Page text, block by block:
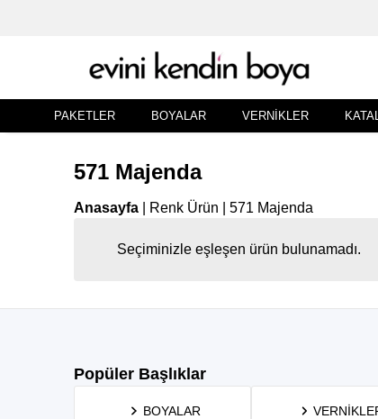
PAKETLER BOYALAR VERNIKLER
571 Majenda
Anasayfa Renk Ürün 571 Majenda
Seçiminizle eşleşen ürün bulunamadı.
Popüler Başlıklar
BOYALAR